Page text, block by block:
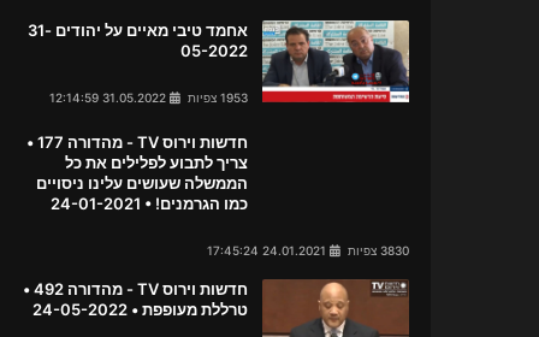
אחמד טיבי מאיים על יהודים 31-
05-2022
1953 צפיות
חדשות וירוס TV - מהדורה 177 •
צריך לתבוע לפלילים את כל
הממשלה שעושים עלינו ניסויים
כמו הגרמנים! • 24-01-2021
3830 צפיות
חדשות וירוס TV - מהדורה 492 •
טרללת מעופפת • 24-05-2022